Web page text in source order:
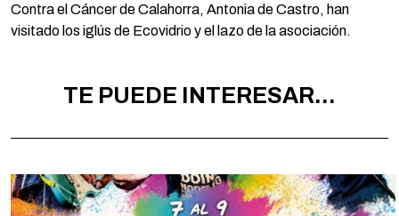
Contra el Cáncer de Calahorra, Antonia de Castro, han
visitado los iglús de Ecovidrio y el lazo de la asociación.
TE PUEDE INTERESAR...